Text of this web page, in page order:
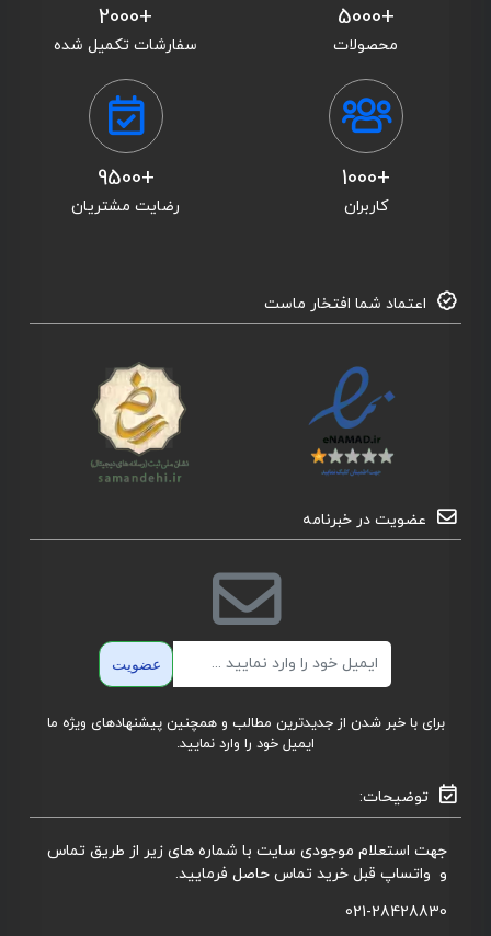
+5000
محصولات
+2000
سفارشات تکمیل شده
+1000
کاربران
+9500
رضایت مشتریان
اعتماد شما افتخار ماست
عضویت در خبرنامه
عضویت
برای با خبر شدن از جدیدترین مطالب و همچنین پیشنهادهای ویژه ما
ایمیل خود را وارد نمایید.
توضیحات:
جهت استعلام موجودی سایت با شماره های زیر از طریق تماس
و واتساپ قبل خرید تماس حاصل فرمایید.
021-28428830